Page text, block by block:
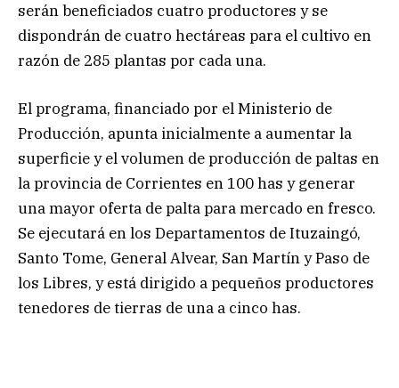
serán beneficiados cuatro productores y se
dispondrán de cuatro hectáreas para el cultivo en
razón de 285 plantas por cada una.
El programa, financiado por el Ministerio de
Producción, apunta inicialmente a aumentar la
superficie y el volumen de producción de paltas en
la provincia de Corrientes en 100 has y generar
una mayor oferta de palta para mercado en fresco.
Se ejecutará en los Departamentos de Ituzaingó,
Santo Tome, General Alvear, San Martín y Paso de
los Libres, y está dirigido a pequeños productores
tenedores de tierras de una a cinco has.